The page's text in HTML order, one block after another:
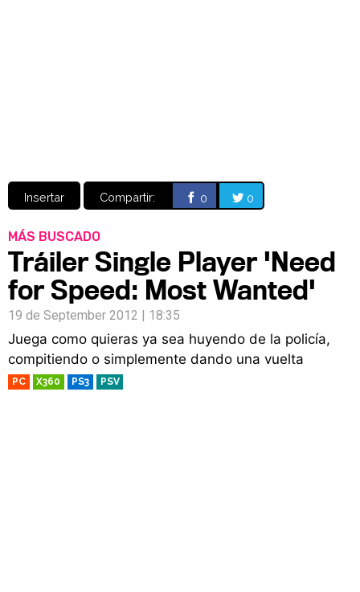
Insertar Compartir: 0 0
MÁS BUSCADO
Tráiler Single Player 'Need
for Speed: Most Wanted'
19 de September 2012 | 18:35
Juega como quieras ya sea huyendo de la policía,
compitiendo o simplemente dando una vuelta
PC X360 PS3 PSV